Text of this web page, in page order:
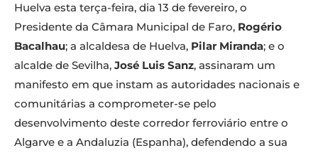
Huelva esta terça-feira, dia 13 de fevereiro, o
Presidente da Câmara Municipal de Faro, Rogério
Bacalhau; a alcaldesa de Huelva, Pilar Miranda; e o
alcalde de Sevilha, José Luis Sanz, assinaram um
manifesto em que instam as autoridades nacionais e
comunitárias a comprometer-se pelo
desenvolvimento deste corredor ferroviário entre o
Algarve e a Andaluzia (Espanha), defendendo a sua